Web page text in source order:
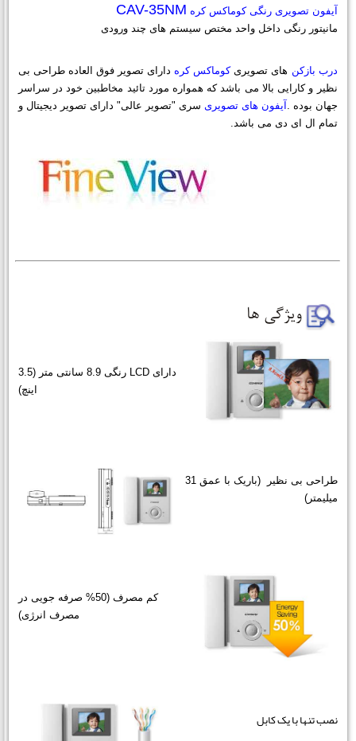
آیفون تصویری رنگی کوماکس کره CAV-35NM
مانیتور رنگی داخل واحد مختص سیستم های چند ورودی
درب بازکن های تصویریکوماکس کره دارای تصویر فوق العاده طراحی بی
نظیر و کارایی بالا می باشد که همواره مورد تائید مخاطبین خود در سراسر
جهان بوده . آیفون های تصویری سری "تصویر عالی" دارای تصویر دیجیتال و
تمام ال ای دی می باشد.
دارای LCD رنگی 8.9 سانتی متر (3.5
اینچ)
طراحی بی نظیر (باریک با عمق 31
میلیمتر)
کم مصرف (50% صرفه جویی در
مصرف انرژی)
نصب تنها با یک کابل